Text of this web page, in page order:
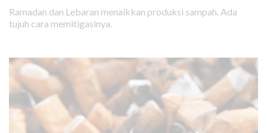
Ramadan dan Lebaran menaikkan produksi sampah. Ada
tujuh cara memitigasinya.